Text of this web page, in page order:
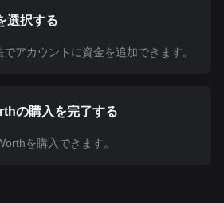
選択する
アカウントに資金を追加できます。
の購入を完了する
を購入できます。